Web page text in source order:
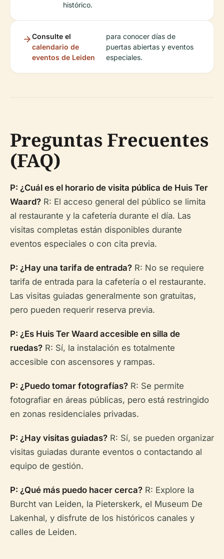
histórico.
Consulte el
calendario de
eventos de Leiden
para conocer días de
puertas abiertas y eventos
especiales.
Preguntas Frecuentes
(FAQ)
P: ¿Cuál es el horario de visita pública de Huis Ter
Waard? R: El acceso general del público se limita
al restaurante y la cafetería durante el día. Las
visitas completas están disponibles durante
eventos especiales o con cita previa.
P: ¿Hay una tarifa de entrada? R: No se requiere
tarifa de entrada para la cafetería o el restaurante.
Las visitas guiadas generalmente son gratuitas,
pero pueden requerir reserva previa.
P: ¿Es Huis Ter Waard accesible en silla de
ruedas? R: Sí, la instalación es totalmente
accesible con ascensores y rampas.
P: ¿Puedo tomar fotografías? R: Se permite
fotografiar en áreas públicas, pero está restringido
en zonas residenciales privadas.
P: ¿Hay visitas guiadas? R: Sí, se pueden organizar
visitas guiadas durante eventos o contactando al
equipo de gestión.
P: ¿Qué más puedo hacer cerca? R: Explore la
Burcht van Leiden, la Pieterskerk, el Museum De
Lakenhal, y disfrute de los históricos canales y
calles de Leiden.